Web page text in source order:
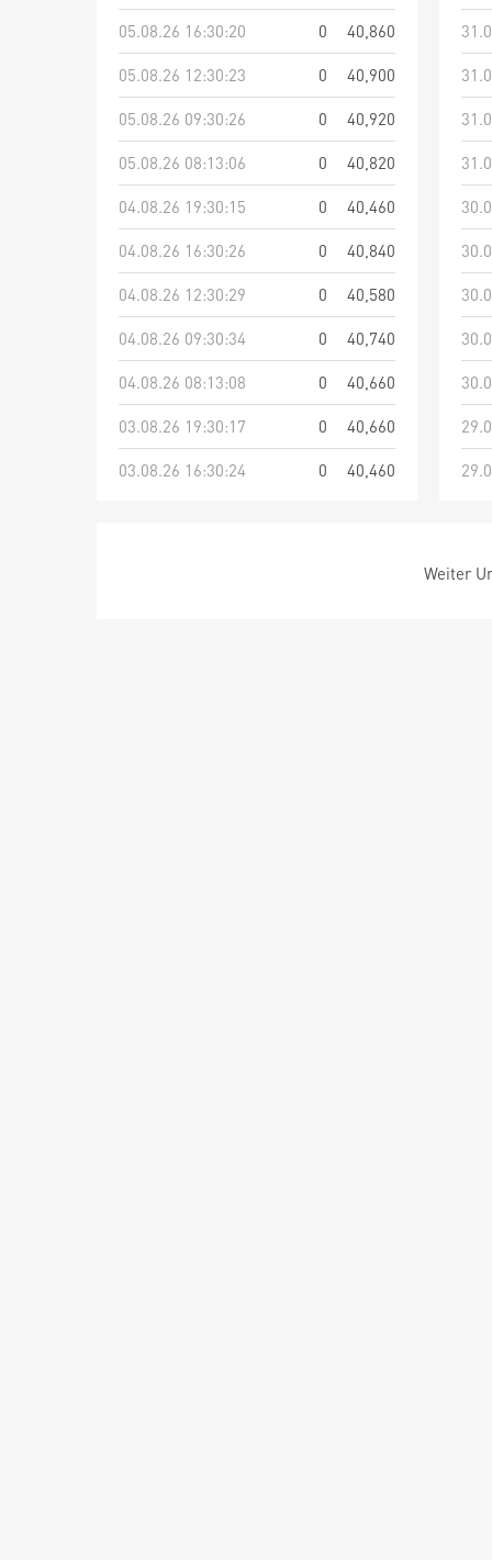
05.08.26 16:30:20
0
40,860
05.08.26 12:30:23
0
40,900
05.08.26 09:30:26
0
40,920
05.08.26 08:13:06
0
40,820
04.08.26 19:30:15
0
40,460
04.08.26 16:30:26
0
40,840
04.08.26 12:30:29
0
40,580
04.08.26 09:30:34
0
40,740
04.08.26 08:13:08
0
40,660
03.08.26 19:30:17
0
40,660
03.08.26 16:30:24
0 40,460
Weiter